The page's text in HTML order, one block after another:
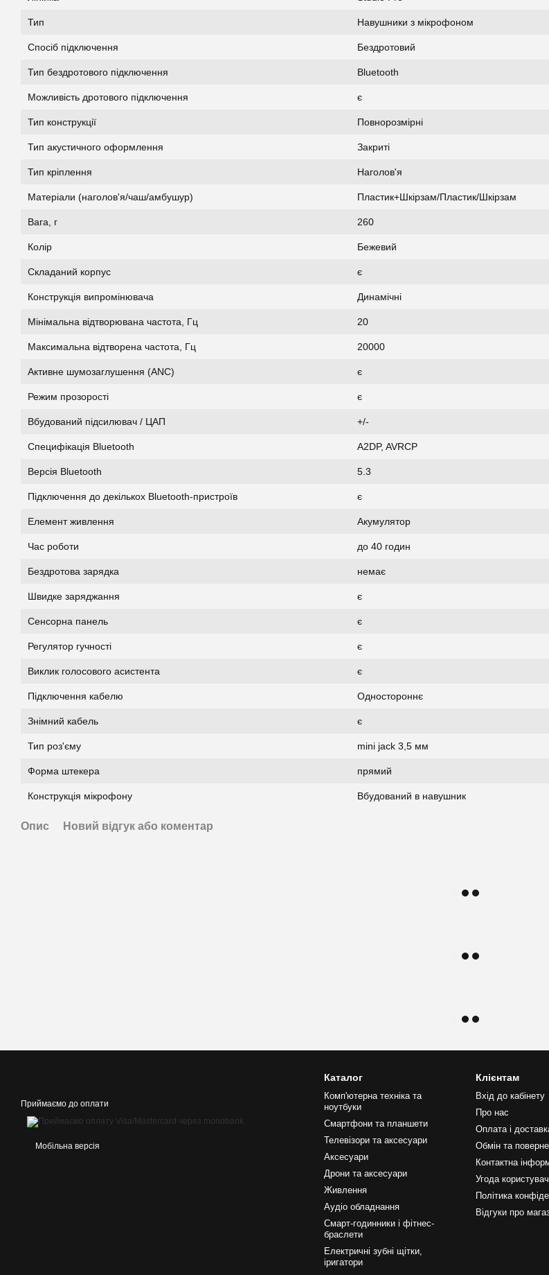
Тип Навушники з мікрофоном
Спосіб підключення Бездротовий
Тип бездротового підключення Bluetooth
Можливість дротового підключення є
Тип конструкції Повнорозмірні
Тип акустичного оформлення Закриті
Тип кріплення Наголов'я
Матеріали (наголов'я/чаш/амбушур) Пластик+Шкірзам/Пластик/Шкірзам
Вага, г 260
Колір Бежевий
Складаний корпус є
Конструкція випромінювача Динамічні
Мінімальна відтворювана частота, Гц 20
Максимальна відтворена частота, Гц 20000
Активне шумозаглушення (ANC) є
Режим прозорості є
Вбудований підсилювач / ЦАП +/-
Специфікація Bluetooth A2DP, AVRCP
Версія Bluetooth 5.3
Підключення до декількох Bluetooth-пристроїв є
Елемент живлення Акумулятор
Час роботи до 40 годин
Бездротова зарядка немає
Швидке заряджання є
Сенсорна панель є
Регулятор гучності є
Виклик голосового асистента є
Підключення кабелю Одностороннє
Знімний кабель є
Тип роз'єму mini jack 3,5 мм
Форма штекера прямий
Конструкція мікрофону Вбудований в навушник
Опис Новий відгук або коментар
Приймаємо до оплати
Мобільна версія
Каталог
Комп'ютерна техніка та
ноутбуки
Смартфони та планшети
Телевізори та аксесуари
Аксесуари
Дрони та аксесуари
Живлення
Аудіо обладнання
Смарт-годинники і фітнес-
браслети
Електричні зубні щітки,
іригатори
Клієнтам
Вхід до кабінету
Про нас
Оплата і
Обмін та
Контактна
Угода
Політика
Відгуки про